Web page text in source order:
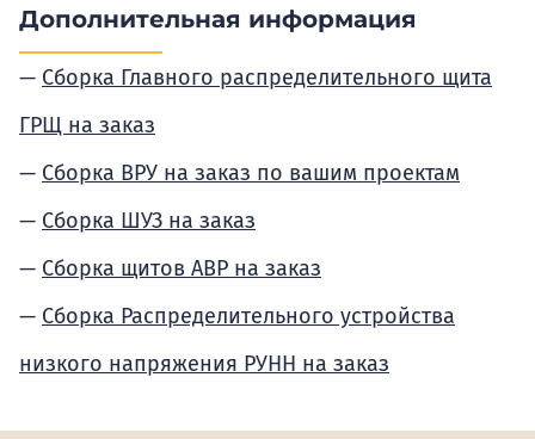
Дополнительная информация
Сборка Главного распределительного щита
ГРЩ на заказ
Сборка ВРУ на заказ по вашим проектам
Сборка ШУЗ на заказ
Сборка щитов АВР на заказ
Сборка Распределительного устройства
низкого напряжения РУНН на заказ